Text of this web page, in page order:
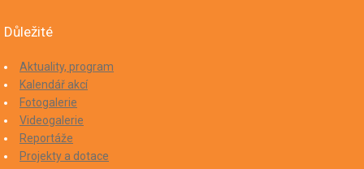
Důležité
Aktuality, program
Kalendář akcí
Fotogalerie
Videogalerie
Reportáže
Projekty a dotace